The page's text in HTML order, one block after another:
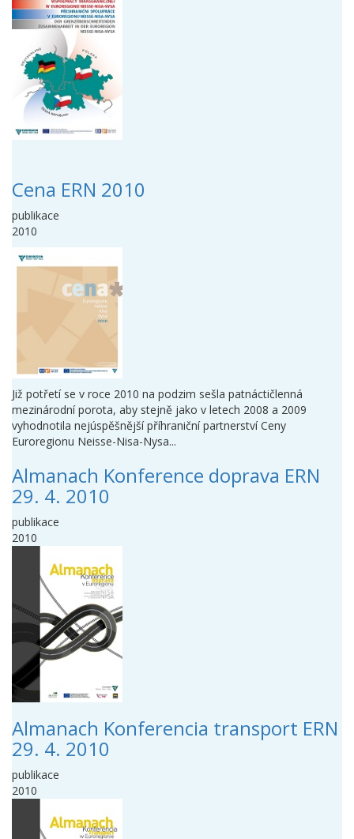
Cena ERN 2010
publikace
2010
Již potřetí se v roce 2010 na podzim sešla patnáctičlenná
mezinárodní porota, aby stejně jako v letech 2008 a 2009
vyhodnotila nejúspěšnější příhraniční partnerství Ceny
Euroregionu Neisse-Nisa-Nysa...
Almanach Konference doprava ERN
29. 4. 2010
publikace
2010
Almanach Konferencia transport ERN
29. 4. 2010
publikace
2010